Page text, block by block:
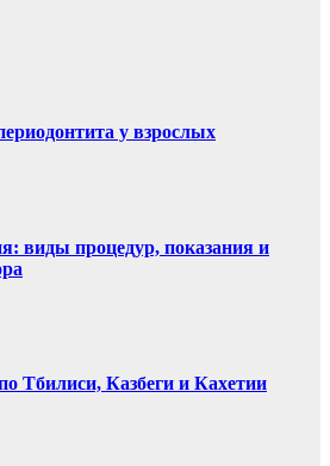
у взрослых
виды процедур, показания и
Тбилиси, Казбеги и Кахетии